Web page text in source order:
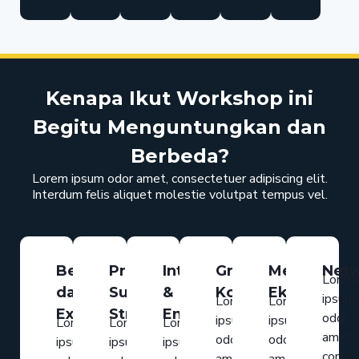
Kenapa Ikut Workshop ini
Begitu Menguntungkan dan
Berbeda?
Lorem ipsum odor amet, consectetuer adipiscing elit.
Interdum felis aliquet molestie volutpat tempus vel.
Belajar
dari
Expertnya
Lorem
ipsum
Proven
Successful
Strategies
Lorem
ipsum
Interactive
&
Engaging
Lorem
ipsum
Gratis
Konsultasi
Lorem
ipsum
odor
Mentoring
Eksklusif
Lorem
ipsum
odor
Lorem
ipsum
odor
amet,